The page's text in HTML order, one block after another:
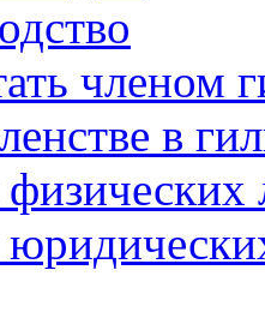
членом
в
физических